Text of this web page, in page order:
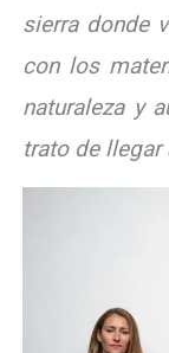
sierra donde
con los
naturaleza y
trato de llegar